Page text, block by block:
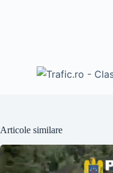
Articole similare